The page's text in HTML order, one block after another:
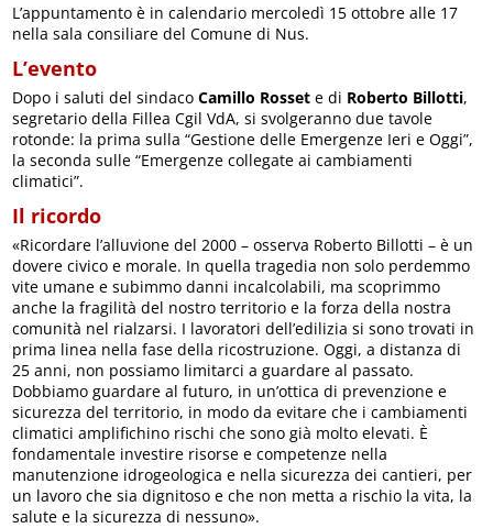
L’appuntamento è in calendario mercoledì 15 ottobre alle 17
nella sala consiliare del Comune di Nus.
L’evento
Dopo i saluti del sindaco Camillo Rosset e di Roberto Billotti,
segretario della Fillea Cgil VdA, si svolgeranno due tavole
rotonde: la prima sulla “Gestione delle Emergenze Ieri e Oggi”,
la seconda sulle “Emergenze collegate ai cambiamenti
climatici”.
Il ricordo
«Ricordare l’alluvione del 2000 – osserva Roberto Billotti – è un
dovere civico e morale. In quella tragedia non solo perdemmo
vite umane e subimmo danni incalcolabili, ma scoprimmo
anche la fragilità del nostro territorio e la forza della nostra
comunità nel rialzarsi. I lavoratori dell’edilizia si sono trovati in
prima linea nella fase della ricostruzione. Oggi, a distanza di
25 anni, non possiamo limitarci a guardare al passato.
Dobbiamo guardare al futuro, in un’ottica di prevenzione e
sicurezza del territorio, in modo da evitare che i cambiamenti
climatici amplifichino rischi che sono già molto elevati. È
fondamentale investire risorse e competenze nella
manutenzione idrogeologica e nella sicurezza dei cantieri, per
un lavoro che sia dignitoso e che non metta a rischio la vita, la
salute e la sicurezza di nessuno».